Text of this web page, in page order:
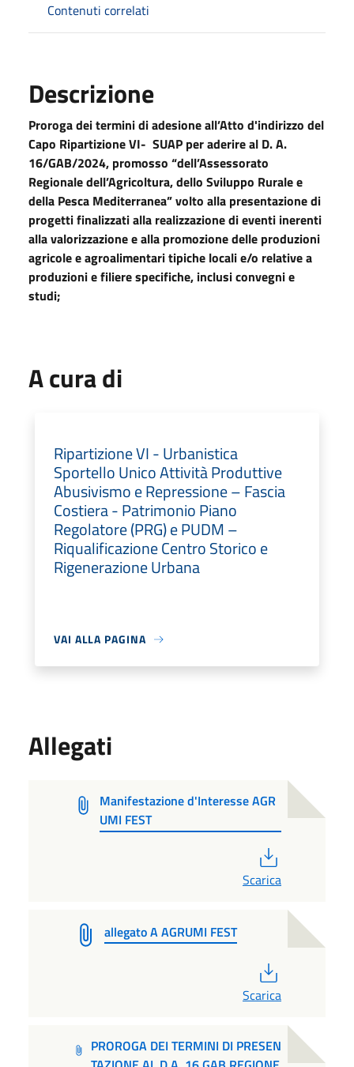
Contenuti correlati
Descrizione
Proroga dei termini di adesione all’Atto d'indirizzo del
Capo Ripartizione VI- SUAP per aderire al D. A.
16/GAB/2024, promosso “dell’Assessorato
Regionale dell’Agricoltura, dello Sviluppo Rurale e
della Pesca Mediterranea” volto alla presentazione di
progetti finalizzati alla realizzazione di eventi inerenti
alla valorizzazione e alla promozione delle produzioni
agricole e agroalimentari tipiche locali e/o relative a
produzioni e filiere specifiche, inclusi convegni e
studi;
A cura di
Ripartizione VI - Urbanistica
Sportello Unico Attività Produttive
Abusivismo e Repressione – Fascia
Costiera - Patrimonio Piano
Regolatore (PRG) e PUDM –
Riqualificazione Centro Storico e
Rigenerazione Urbana
VAI ALLA PAGINA
Allegati
Manifestazione d'Interesse AGR
UMI FEST
Scarica
allegato A AGRUMI FEST
Scarica
PROROGA DEI TERMINI DI PRESEN